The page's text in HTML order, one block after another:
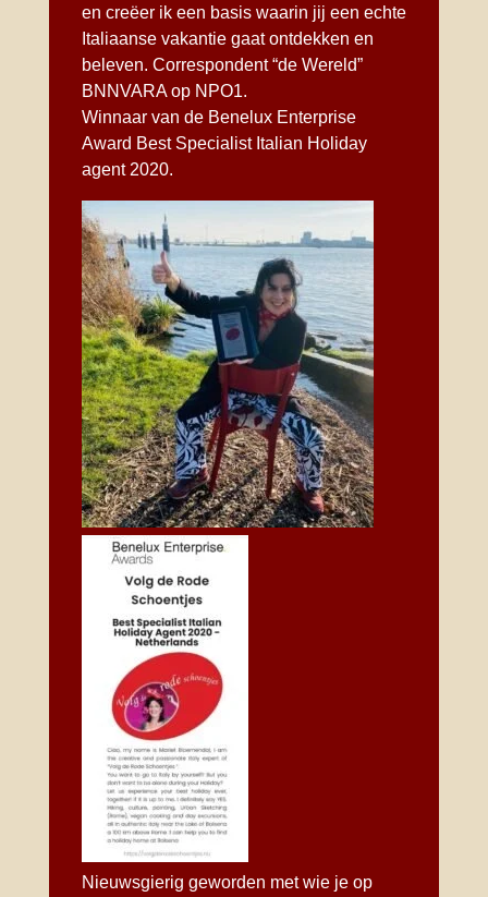
en creëer ik een basis waarin jij een echte
Italiaanse vakantie gaat ontdekken en
beleven. Correspondent “de Wereld”
BNNVARA op NPO1.
Winnaar van de Benelux Enterprise
Award Best Specialist Italian Holiday
agent 2020.
Nieuwsgierig geworden met wie je op